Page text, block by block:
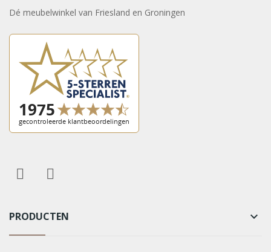
Dé meubelwinkel van Friesland en Groningen
PRODUCTEN keyboard_arrow_down